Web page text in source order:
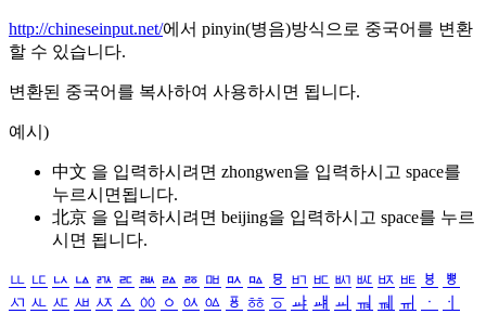
http://chineseinput.net/에서 pinyin(병음)방식으로 중국어를 변환
할 수 있습니다.
변환된 중국어를 복사하여 사용하시면 됩니다.
예시)
中文 을 입력하시려면 zhongwen을 입력하시고 space를
누르시면됩니다.
北京 을 입력하시려면 beijing을 입력하시고 space를 누르
시면 됩니다.
ㅥ ㅦ ㅧ ㅨ ㅩ ㅪ ㅫ ㅬ ㅭ ㅮ ㅯ ㅰ ㅱ ㅲ ㅳ ㅴ ㅵ ㅶ ㅷ ㅸ
ㅹ
ㅺ ㅻ ㅼ ㅽ ㅾ ㅿ ㆀ ㆁ ㆂ ㆃ ㆄ ㆅ ㆆ ㆇ ㆈ ㆉ ㆊ ㆋ ㆌ ㆍ
ㆎ